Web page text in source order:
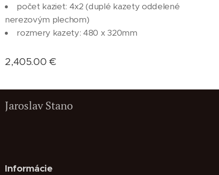
počet kaziet: 4x2 (duplé kazety oddelené
nerezovým plechom)
rozmery kazety: 480 x 320mm
2,405.00 €
Jaroslav Stano
Informácie